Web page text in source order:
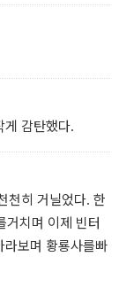
게 감탄했다.
천히 거닐었다. 한
거치며 이제 빈터
라보며 황룡사를빠